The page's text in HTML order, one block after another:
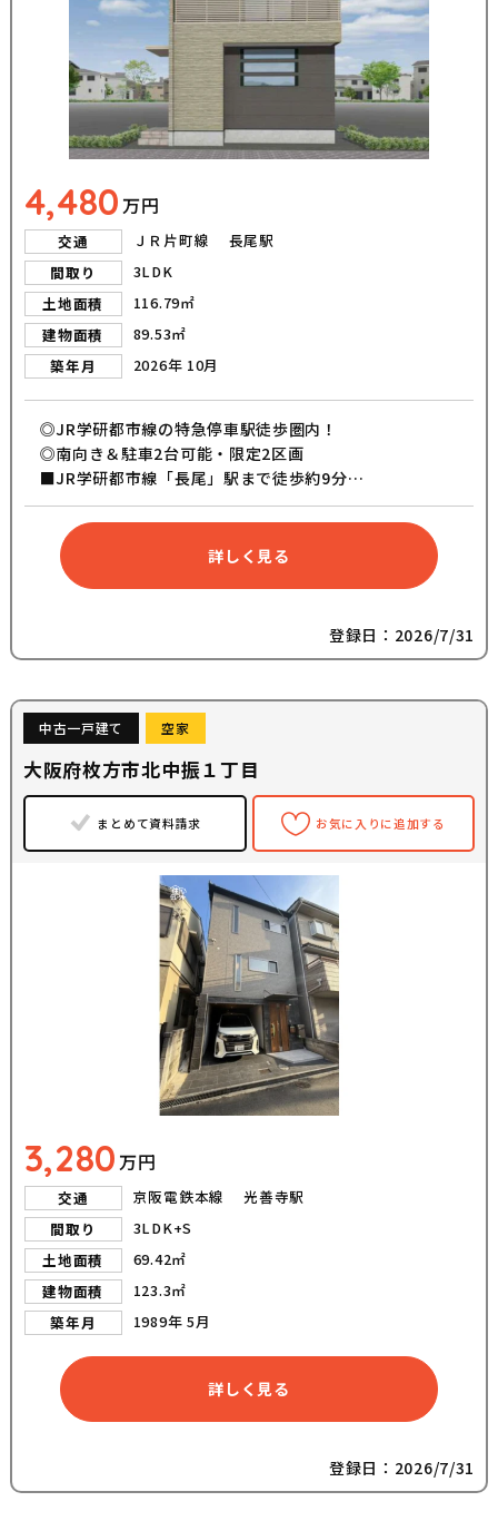
4,480万円
交通
ＪＲ片町線 長尾駅
間取り
3LDK
土地面積
116.79㎡
建物面積
89.53㎡
築年月
2026年 10月
◎JR学研都市線の特急停車駅徒歩圏内！
◎南向き＆駐車2台可能・限定2区画
■JR学研都市線「長尾」駅まで徒歩約9分
■JR学研都市線「松井山手」駅まで徒歩約19分
■枚方市立菅原東小学校まで徒歩約18分
■カウンター付きスキップフロア
■吹き抜けを設けた明るいリビング
詳しく見る
登録日：2026/7/31
中古一戸建て 空家
大阪府枚方市北中振１丁目
まとめて資料請求 お気に入りに追加する
3,280 万円
交通
京阪電鉄本線 光善寺駅
間取り
3LDK+S
土地面積
69.42㎡
建物面積
123.3㎡
築年月
1989年 5月
詳しく見る
登録日：2026/7/31